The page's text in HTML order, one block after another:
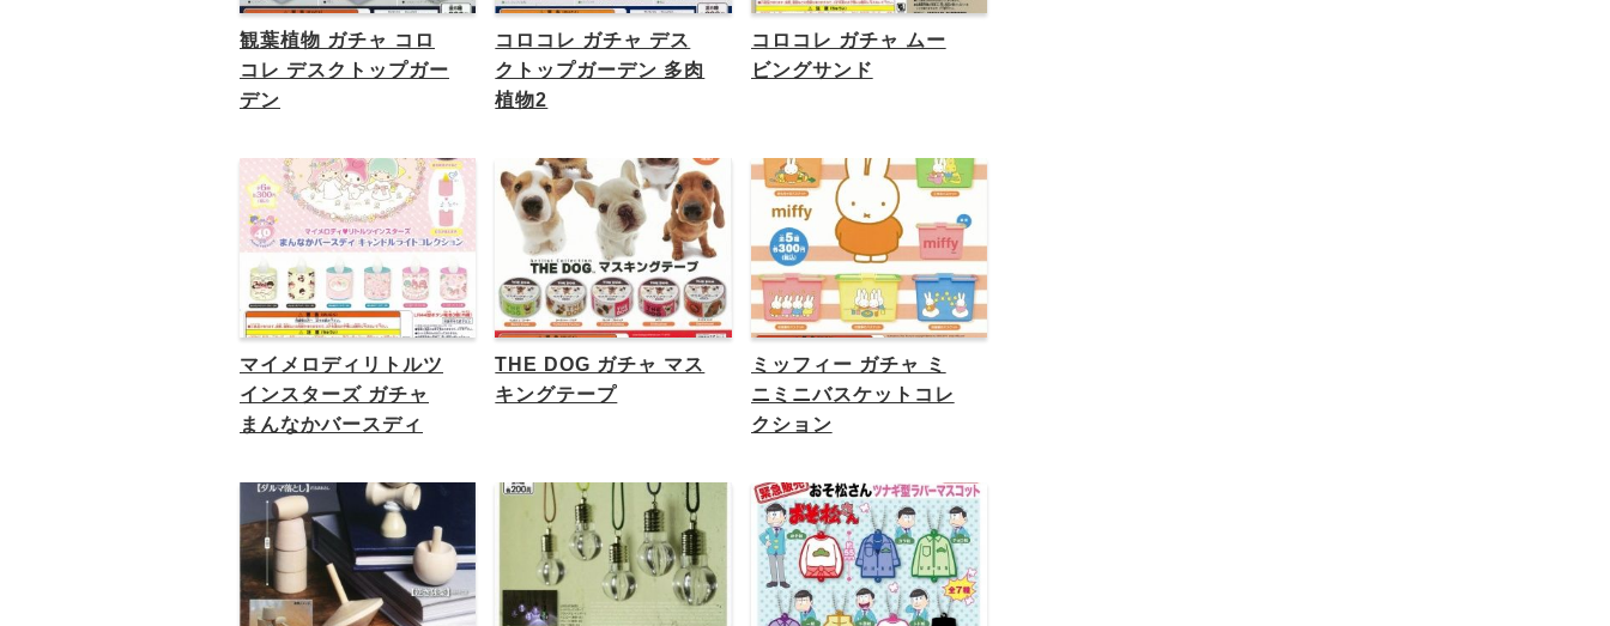
観葉植物 ガチャ コロ
コレ デスクトップガー
デン
コロコレ ガチャ デス
クトップガーデン 多肉
植物2
コロコレ ガチャ ムー
ビングサンド
マイメロディリトルツ
インスターズ ガチャ
まんなかバースディ
THE DOG ガチャ マス
キングテープ
ミッフィー ガチャ ミ
ニミニバスケットコレ
クション